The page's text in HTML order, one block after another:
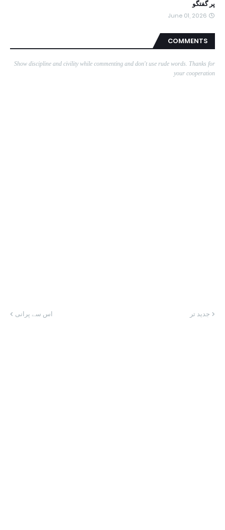
پر گفتگو
June 01, 2026
COMMENTS
Show discipline and civility while commenting and don't use rude words. Thanks for
your cooperation
جدید تر اس سے پرانی